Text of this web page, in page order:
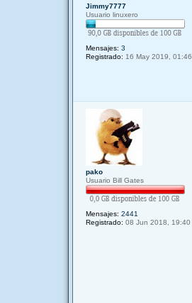
Jimmy7777
Usuario linuxero
Mensajes: 3
Registrado: 16 May 2019, 01:46
pako
Usuario Bill Gates
Mensajes: 2441
Registrado: 08 Jun 2018, 19:40